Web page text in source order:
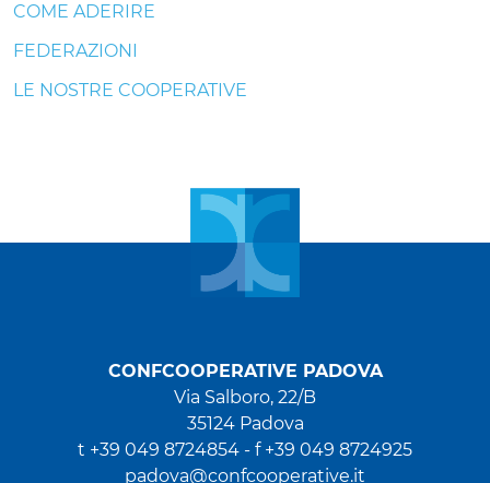
COME ADERIRE
FEDERAZIONI
LE NOSTRE COOPERATIVE
CONFCOOPERATIVE PADOVA
Via Salboro, 22/B
35124 Padova
t +39 049 8724854 - f +39 049 8724925
padova@confcooperative.it